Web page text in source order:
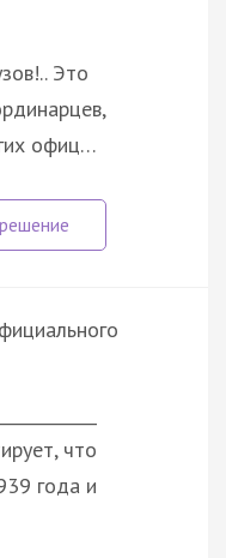
Это
офиц…
что
года и